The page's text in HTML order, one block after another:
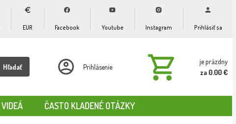
EUR Facebook Youtube Instagram Prihlásiť sa
Hľadať Prihlásenie
je prázdny
za 0.00 €
VIDEÁ ČASTO KLADENÉ OTÁZKY